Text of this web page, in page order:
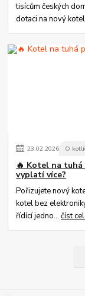
tisícům českých
dotaci na nový
23.02.2026 O
🔥 Kotel na tuhá
vyplatí více?
Pořizujete nový
kotel bez
řídící jedno...číst